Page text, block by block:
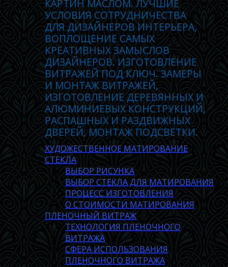
КАРТИН МАСЛОМ. ЛУЧШИЕ
УСЛОВИЯ СОТРУДНИЧЕСТВА
ДЛЯ ДИЗАЙНЕРОВ ИНТЕРЬЕРА,
ВОПЛОЩЕНИЕ САМЫХ
КРЕАТИВНЫХ ЗАМЫСЛОВ
ДИЗАЙНЕРОВ. ИЗГОТОВЛЕНИЕ
ВИТРАЖЕЙ ПОД КЛЮЧ. ЗАМЕРЫ
И МОНТАЖ ВИТРАЖЕЙ,
ИЗГОТОВЛЕНИЕ ДЕРЕВЯННЫХ И
АЛЮМИНИЕВЫХ КОНСТРУКЦИЙ,
РАСПАШНЫХ И РАЗДВИЖНЫХ
ДВЕРЕЙ, МОНТАЖ ПОДСВЕТКИ.
ХУДОЖЕСТВЕННОЕ МАТИРОВАНИЕ
СТЕКЛА
ВЫБОР РИСУНКА
ВЫБОР СТЕКЛА ДЛЯ МАТИРОВАНИЯ
ПРОЦЕСС ИЗГОТОВЛЕНИЯ
О СТОИМОСТИ МАТИРОВАНИЯ
ПЛЕНОЧНЫЙ ВИТРАЖ
ТЕХНОЛОГИЯ ПЛЕНОЧНОГО
ВИТРАЖА
СФЕРА ИСПОЛЬЗОВАНИЯ
ПЛЕНОЧНОГО ВИТРАЖА